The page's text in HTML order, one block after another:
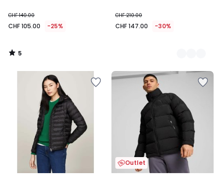
CHF 140.00
CHF 105.00 -25%
5
/
CHF 210.00
CHF 147.00 -30%
Outlet